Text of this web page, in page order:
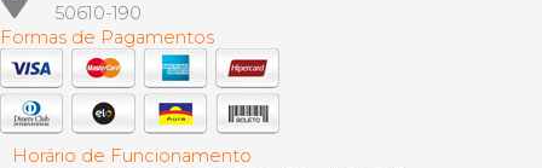
50610-190
Formas de Pagamentos
Horário de Funcionamento